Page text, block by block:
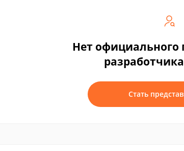
Нет официального
Стать